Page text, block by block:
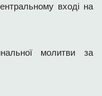
вході на
молитви за